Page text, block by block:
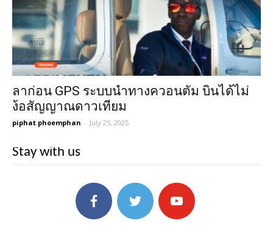
ลาก่อน GPS ระบบนำทางควอนตัม บินได้ไม่
ง้อสัญญาณดาวเทียม
piphat phoemphan - July 25, 2025
Stay with us